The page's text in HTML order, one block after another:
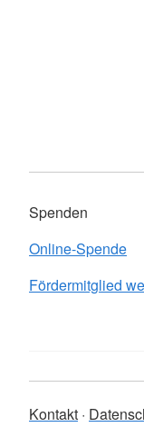
Spenden
Online-Spende
Fördermitglied
Kontakt